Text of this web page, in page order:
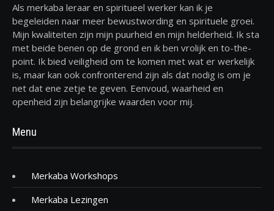
Als merkaba leraar en spiritueel werker kan ik je
begeleiden naar meer bewustwording en spirituele groei.
Mijn kwaliteiten zijn mijn puurheid en mijn helderheid. Ik sta
met beide benen op de grond en ik ben vrolijk en to-the-
point. Ik bied veiligheid om te komen met wat er werkelijk
is, maar kan ook confronterend zijn als dat nodig is om je
net dat ene zetje te geven. Eenvoud, waarheid en
openheid zijn belangrijke waarden voor mij.
Menu
Merkaba Workshops
Merkaba Lezingen